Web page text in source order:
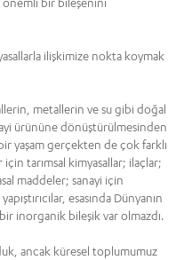
ilişkimize nokta koymak
metallerin ve su gibi doğal
ürününe dönüştürülmesinden
yaşam gerçekten de çok farklı
tarımsal kimyasallar; ilaçlar;
maddeler; sanayi için
esasında Dünyanın
inorganik bileşik var olmazdı.
ancak küresel toplumumuz